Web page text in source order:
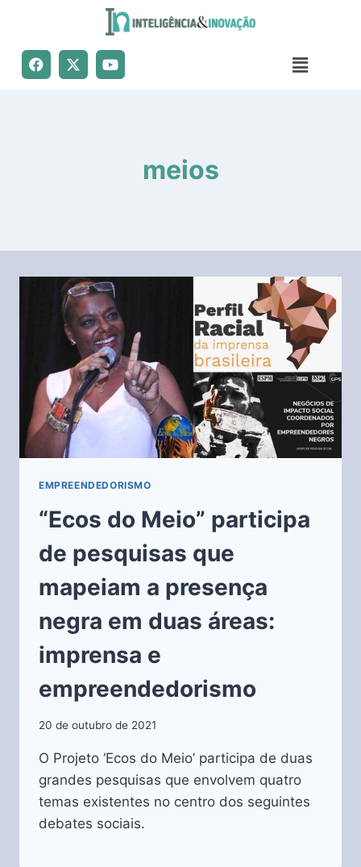
meios
EMPREENDEDORISMO
“Ecos do Meio” participa
de pesquisas que
mapeiam a presença
negra em duas áreas:
imprensa e
empreendedorismo
20 de outubro de 2021
O Projeto ‘Ecos do Meio’ participa de duas
grandes pesquisas que envolvem quatro
temas existentes no centro dos seguintes
debates sociais.